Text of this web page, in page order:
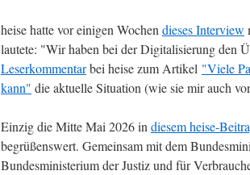
heise hatte vor einigen Wochen dieses Interview
lautete: "Wir haben bei der Digitalisierung den
Leserkommentarbei heise zum Artikel "Viele
kann" die aktuelle Situation (wie sie mir auch
Einzig die Mitte Mai 2026 in diesem heise-
begrüßenswert. Gemeinsam mit dem
Bundesministerium der Justiz und für